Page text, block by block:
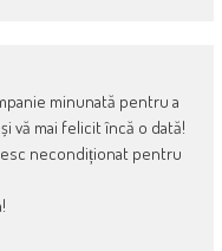
minunată pentru a
vă mai felicit încă o dată!
necondiționat pentru